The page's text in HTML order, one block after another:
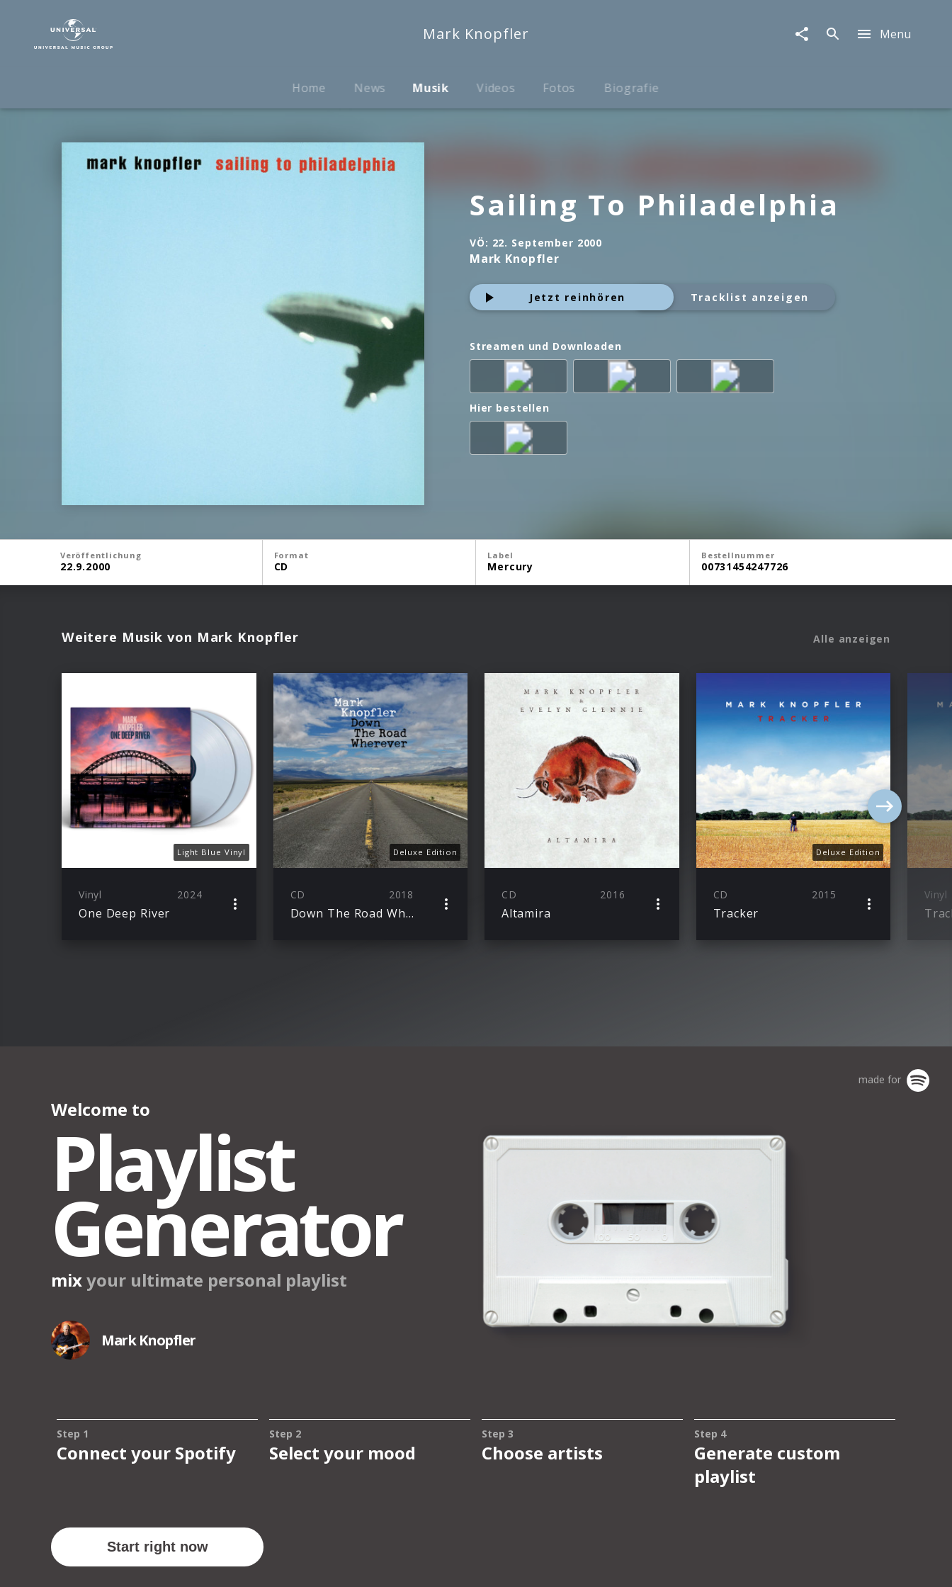
Knopfler
To
Mark Knopfler Menu
Home News Musik Videos Fotos Biografie
Sailing To Philadelphia
VÖ: 22. September 2000
Mark Knopfler
Jetzt reinhören Tracklist anzeigen
Streamen und Downloaden
Hier bestellen
Veröffentlichung
22.9.2000
Format
CD
Label
Mercury
Bestellnummer
00731454247726
Weitere Musik von Mark Knopfler Alle anzeigen
Light Blue Vinyl
Vinyl 2024
One Deep River
Deluxe Edition
CD 2018
Down The Road Wherever
CD 2016
Altamira
Deluxe Edition
CD 2015
Tracker
Vinyl